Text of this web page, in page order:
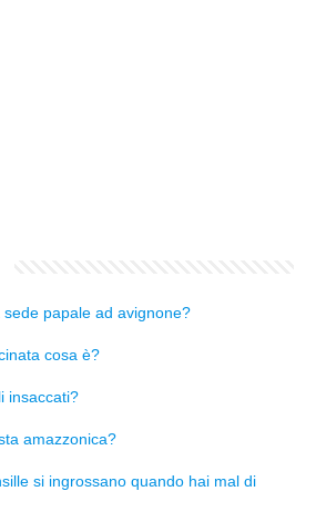
sede papale ad avignone?
cosa è?
insaccati?
amazzonica?
si ingrossano quando hai mal di